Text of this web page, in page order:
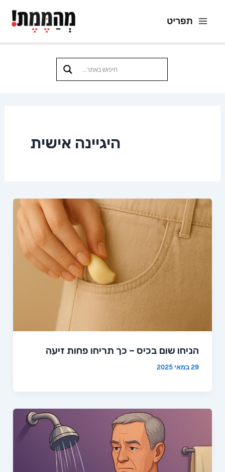
לתוכן
תפריט
היגיינה אישית
הניחו שום בכיס – כך תריחו פחות זיעה
29 במאי 2025